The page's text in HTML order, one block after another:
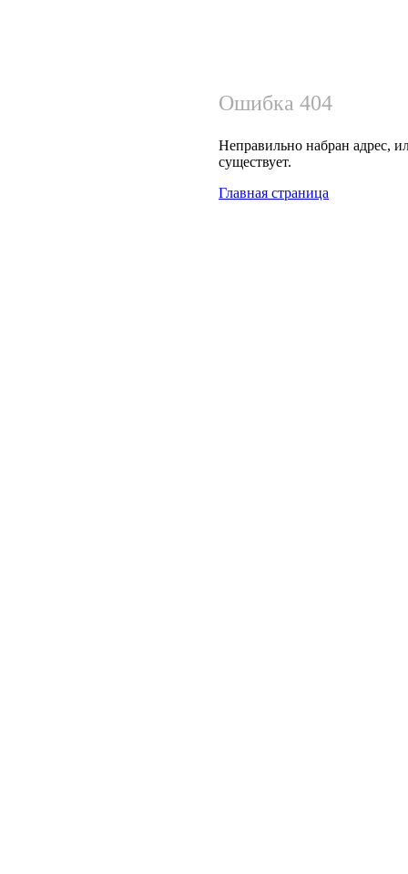
Ошибка 404
Неправильно набран адрес,
существует.
Главная страница